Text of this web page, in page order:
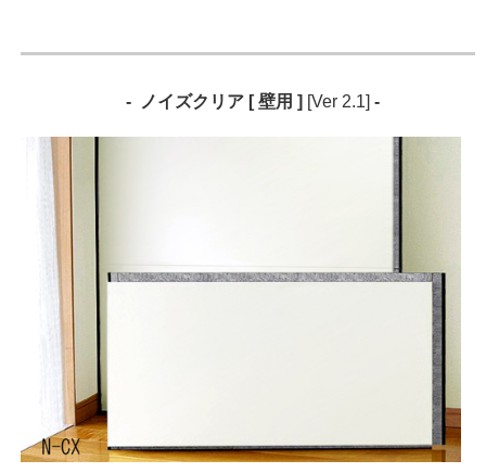
- ノイズクリア [ 壁用 ] [Ver 2.1] -